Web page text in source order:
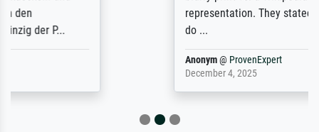
representation. They stated they couldn't
do ...